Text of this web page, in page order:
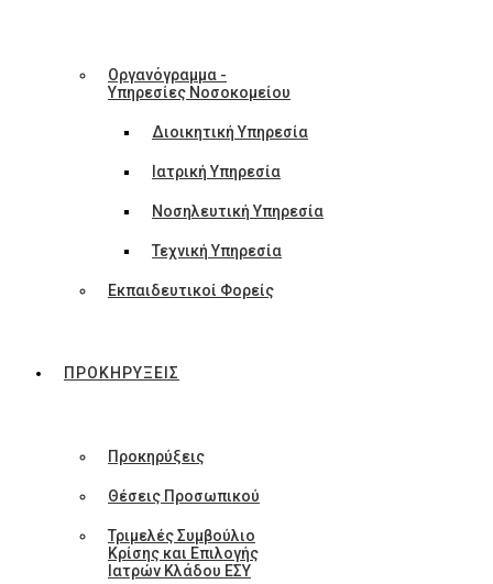
Οργανόγραμμα -
Υπηρεσίες Νοσοκομείου
Διοικητική Υπηρεσία
Ιατρική Υπηρεσία
Νοσηλευτική Υπηρεσία
Τεχνική Υπηρεσία
Εκπαιδευτικοί Φορείς
ΠΡΟΚΗΡΥΞΕΙΣ
Προκηρύξεις
Θέσεις Προσωπικού
Τριμελές Συμβούλιο
Κρίσης και Επιλογής
Ιατρών Κλάδου ΕΣΥ